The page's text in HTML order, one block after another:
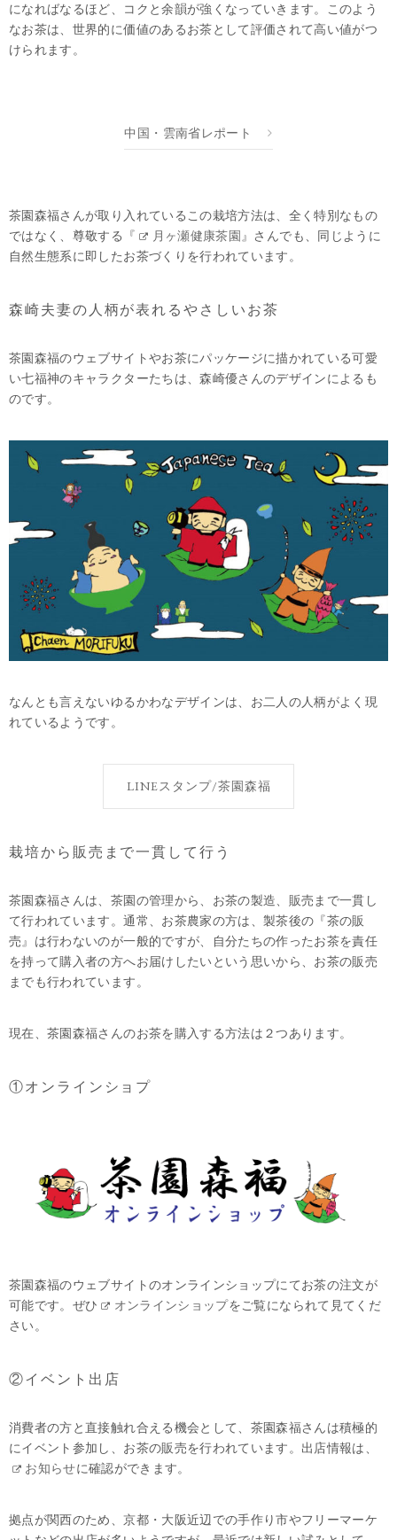
になればなるほど、コクと余韻が強くなっていきます。このよう
なお茶は、世界的に価値のあるお茶として評価されて高い値がつ
けられます。
中国・雲南省レポート
茶園森福さんが取り入れているこの栽培方法は、全く特別なもの
ではなく、尊敬する『
月ヶ瀬健康茶園』さんでも、同じように
自然生態系に即したお茶づくりを行われています。
森崎夫妻の人柄が表れるやさしいお茶
茶園森福のウェブサイトやお茶にパッケージに描かれている可愛
い七福神のキャラクターたちは、森崎優さんのデザインによるも
のです。
なんとも言えないゆるかわなデザインは、お二人の人柄がよく現
れているようです。
LINEスタンプ/茶園森福
栽培から販売まで一貫して行う
茶園森福さんは、茶園の管理から、お茶の製造、販売まで一貫し
て行われています。通常、お茶農家の方は、製茶後の『茶の販
売』は行わないのが一般的ですが、自分たちの作ったお茶を責任
を持って購入者の方へお届けしたいという思いから、お茶の販売
までも行われています。
現在、茶園森福さんのお茶を購入する方法は２つあります。
①オンラインショプ
茶園森福のウェブサイトのオンラインショップにてお茶の注文が
可能です。ぜひ
オンラインショップをご覧になられて見てくだ
さい。
②イベント出店
消費者の方と直接触れ合える機会として、茶園森福さんは積極的
にイベント参加し、お茶の販売を行われています。出店情報は、
お知らせに確認ができます。
拠点が関西のため、京都・大阪近辺での手作り市やフリーマーケ